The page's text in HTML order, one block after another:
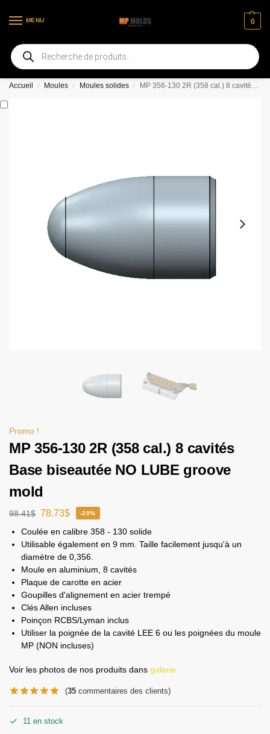
MENU 0
Bienvenue sur notre nouvelle page web
Accueil / Moules / Moules solides / MP 356-130 2R (358 cal.) 8 cavités Base biseautée NO LUBE groove mold
Promo !
MP 356-130 2R (358 cal.) 8 cavités
Base biseautée NO LUBE groove
mold
98.41$ 78.73$ -20%
Coulée en calibre 358 - 130 solide
Utilisable également en 9 mm. Taille facilement jusqu'à un
diamètre de 0,356.
Moule en aluminium, 8 cavités
Plaque de carotte en acier
Goupilles d'alignement en acier trempé
Clés Allen incluses
Poinçon RCBS/Lyman inclus
Utiliser la poignée de la cavité LEE 6 ou les poignées du moule
MP (NON incluses)
Voir les photos de nos produits dans galerie
(35 commentaires des clients)
11 en stock